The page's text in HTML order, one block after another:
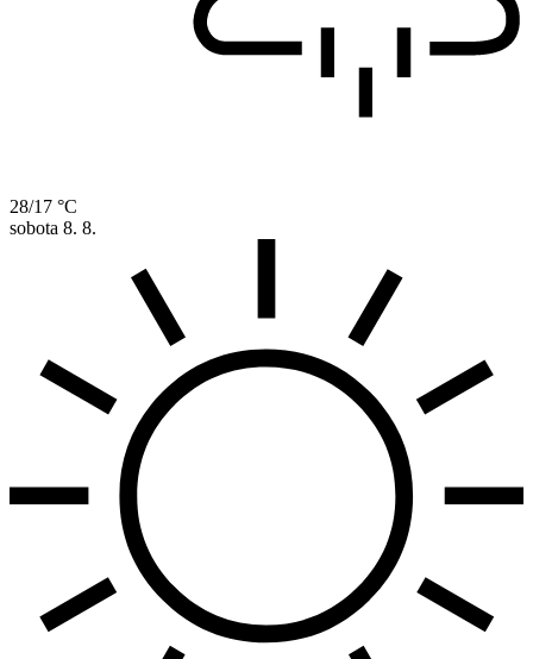
28/17 °C
sobota 8. 8.